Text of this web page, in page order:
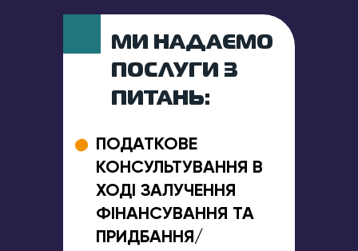
ПОДАТКОВЕ
КОНСУЛЬТУВАННЯ В
ХОДІ ЗАЛУЧЕННЯ
ФІНАНСУВАННЯ ТА
ПРИДБАННЯ/
МИ НАДАЄМО
ПОСЛУГИ З
ПИТАНЬ: